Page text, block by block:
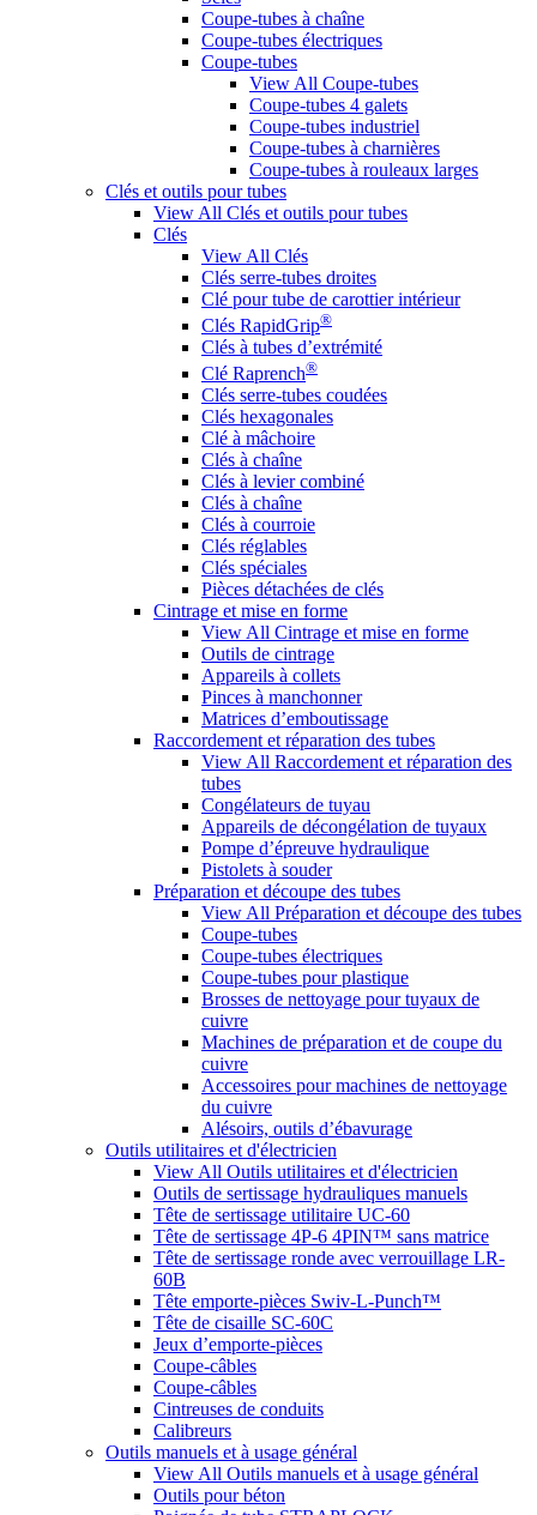
Coupe-tubes à chaîne
Coupe-tubes électriques
Coupe-tubes
View All Coupe-tubes
Coupe-tubes 4 galets
Coupe-tubes industriel
Coupe-tubes à charnières
Coupe-tubes à rouleaux larges
Clés et outils pour tubes
View All Clés et outils pour tubes
Clés
View All Clés
Clés serre-tubes droites
Clé pour tube de carottier intérieur
Clés RapidGrip®
Clés à tubes d’extrémité
Clé Raprench®
Clés serre-tubes coudées
Clés hexagonales
Clé à mâchoire
Clés à chaîne
Clés à levier combiné
Clés à chaîne
Clés à courroie
Clés réglables
Clés spéciales
Pièces détachées de clés
Cintrage et mise en forme
View All Cintrage et mise en forme
Outils de cintrage
Appareils à collets
Pinces à manchonner
Matrices d’emboutissage
Raccordement et réparation des tubes
View All Raccordement et réparation des
tubes
Congélateurs de tuyau
Appareils de décongélation de tuyaux
Pompe d’épreuve hydraulique
Pistolets à souder
Préparation et découpe des tubes
View All Préparation et découpe des tubes
Coupe-tubes
Coupe-tubes électriques
Coupe-tubes pour plastique
Brosses de nettoyage pour tuyaux de
cuivre
Machines de préparation et de coupe du
cuivre
Accessoires pour machines de nettoyage
du cuivre
Alésoirs, outils d’ébavurage
Outils utilitaires et d'électricien
View All Outils utilitaires et d'électricien
Outils de sertissage hydrauliques manuels
Tête de sertissage utilitaire UC-60
Tête de sertissage 4P-6 4PIN™ sans matrice
Tête de sertissage ronde avec verrouillage LR-
60B
Tête emporte-pièces Swiv-L-Punch™
Tête de cisaille SC-60C
Jeux d’emporte-pièces
Coupe-câbles
Coupe-câbles
Cintreuses de conduits
Calibreurs
Outils manuels et à usage général
View All Outils manuels et à usage général
Outils pour béton